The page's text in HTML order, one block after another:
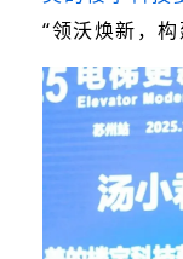
“领沃焕新，构